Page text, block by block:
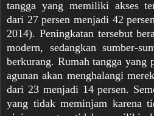
tangga yang memiliki akses
dari 27 persen menjadi 42
2014). Peningkatan tersebut
modern, sedangkan sumber-
berkurang. Rumah tangga yang
agunan akan menghalangi
dari 23 menjadi 14 persen.
yang tidak meminjam karena